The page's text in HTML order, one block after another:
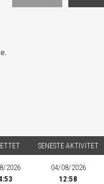
SENESTE AKTIVITET
2026
04/08/2026
12:58